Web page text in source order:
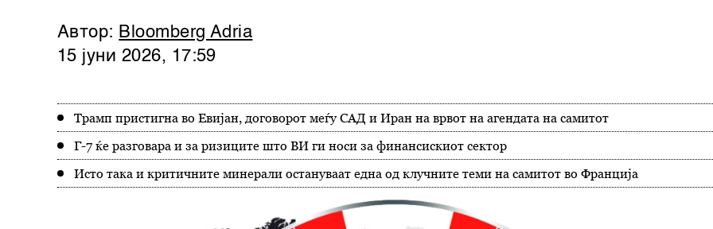
Автор: Bloomberg Adria
15 јуни 2026, 17:59
Трамп пристигна во Евијан, договорот меѓу САД и Иран на врвот на агендата на самитот
Г-7 ќе разговара и за ризиците што ВИ ги носи за финансискиот сектор
Исто така и критичните минерали остануваат една од клучните теми на самитот во Франција